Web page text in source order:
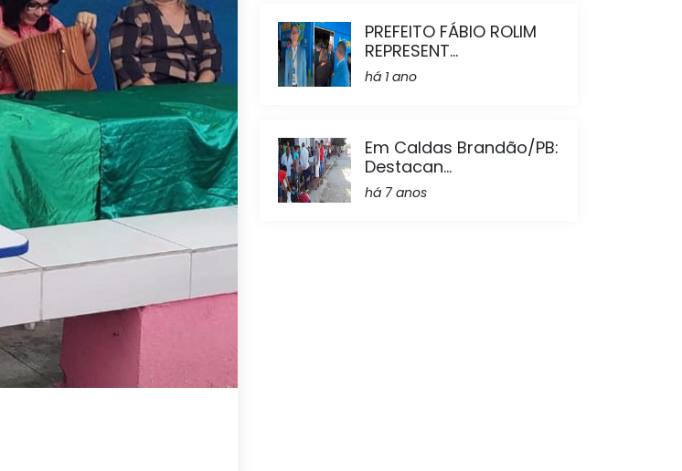
PREFEITO FÁBIO ROLIM
REPRESENT...
há 1 ano
Em Caldas Brandão/PB:
Destacan...
há 7 anos